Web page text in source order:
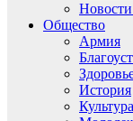
Общество
Армия
История
Культура